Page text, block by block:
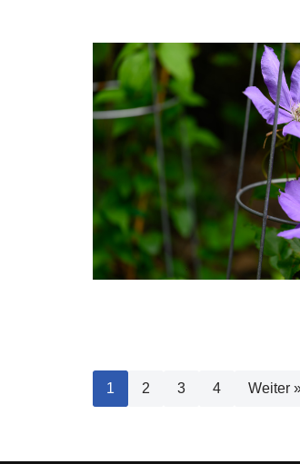
1 2 3 4 Weiter